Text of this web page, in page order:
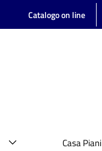
Catalogo on line
Casa Piani